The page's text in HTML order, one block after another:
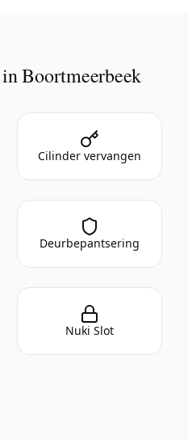
Boortmeerbeek
Cilinder vervangen
Deurbepantsering
Nuki Slot